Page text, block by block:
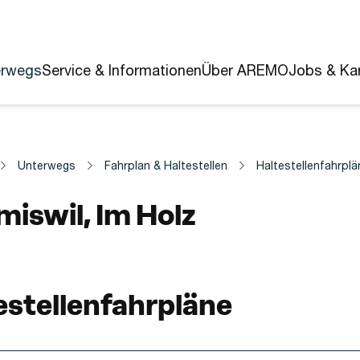
Service & InformationenÜber AREMOJobs &
Unterwegs Fahrplan & Haltestellen
Im Holz